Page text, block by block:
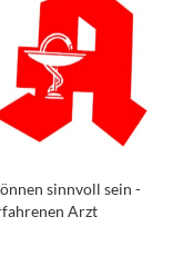
sinnvoll sein -
Arzt